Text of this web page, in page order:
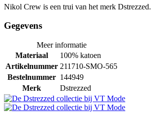
Nikol Crew is een trui van het merk Dstrezzed.
Gegevens
Meer informatie
Materiaal
100% katoen
Artikelnummer 211710-SMO-565
Bestelnummer 144949
Merk
Dstrezzed